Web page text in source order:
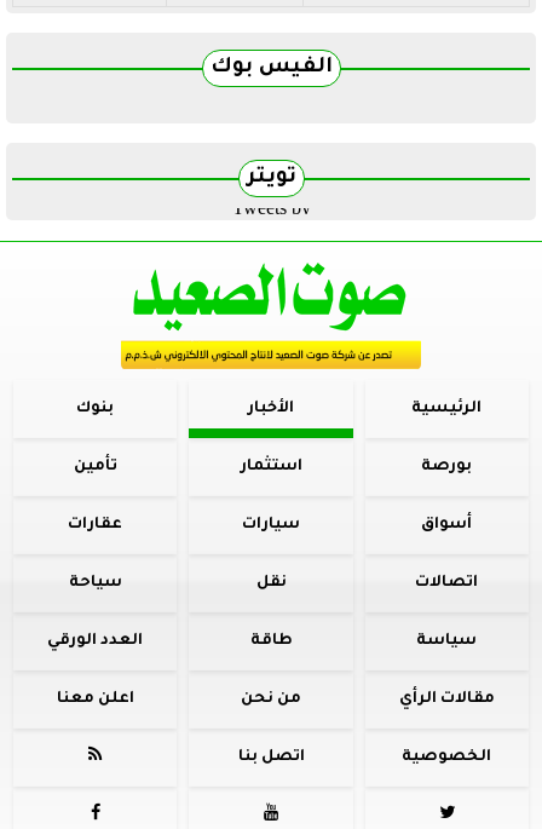
الفيس بوك
تويتر
Tweets by
الرئيسية الأخبار بنوك
بورصة استثمار تأمين
أسواق سيارات عقارات
اتصالات نقل سياحة
سياسة طاقة العدد الورقي
مقالات الرأي من نحن اعلن معنا
الخصوصية اتصل بنا 


